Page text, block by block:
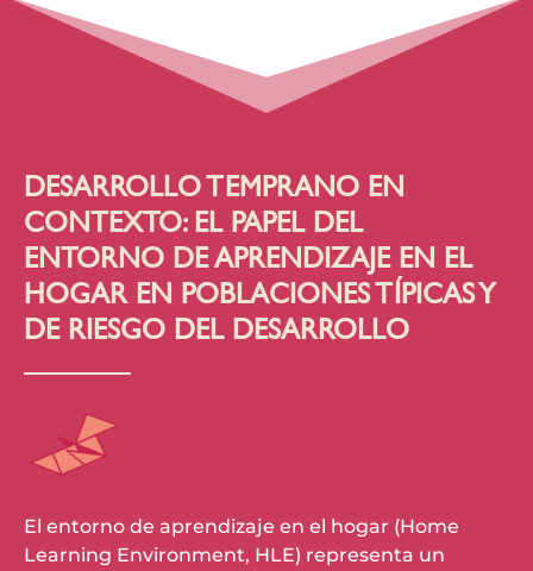
DESARROLLO TEMPRANO EN
CONTEXTO: EL PAPEL DEL
ENTORNO DE APRENDIZAJE EN EL
HOGAR EN POBLACIONES TÍPICAS Y
DE RIESGO DEL DESARROLLO
El entorno de aprendizaje en el hogar (Home
Learning Environment, HLE) representa un